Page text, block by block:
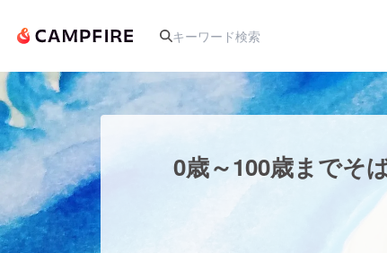
人気のプロジェク
0歳～100歳までそ